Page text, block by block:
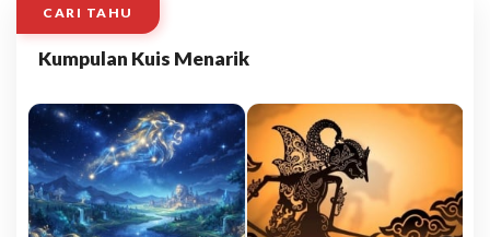
CARI TAHU
Kumpulan Kuis Menarik